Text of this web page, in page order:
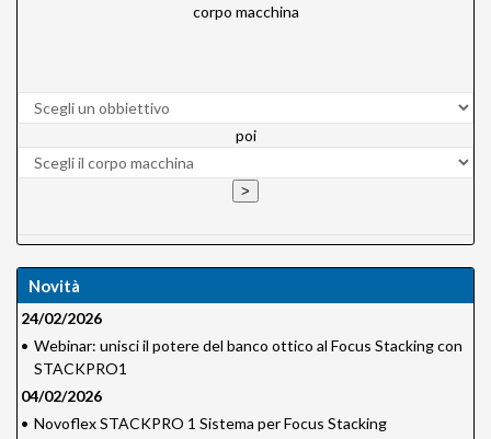
corpo macchina
poi
Novità
24/02/2026
• Webinar: unisci il potere del banco ottico al Focus Stacking con
STACKPRO1
04/02/2026
• Novoflex STACKPRO 1 Sistema per Focus Stacking